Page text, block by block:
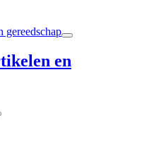
gereedschap
en